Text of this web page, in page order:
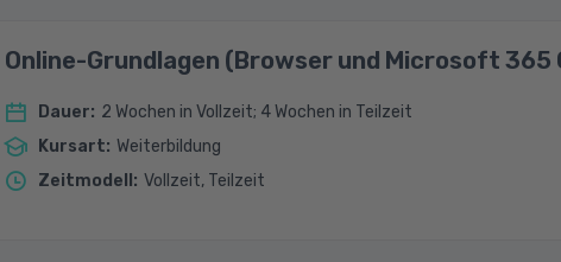
Online-Grundlagen (Browser und Microsoft 365
Dauer: 2 Wochen in Vollzeit; 4 Wochen in Teilzeit
Kursart: Weiterbildung
Zeitmodell : Vollzeit, Teilzeit